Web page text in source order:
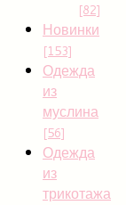
[82]
Новинки
[153]
Одежда
из
муслина
[56]
Одежда
из
трикотажа